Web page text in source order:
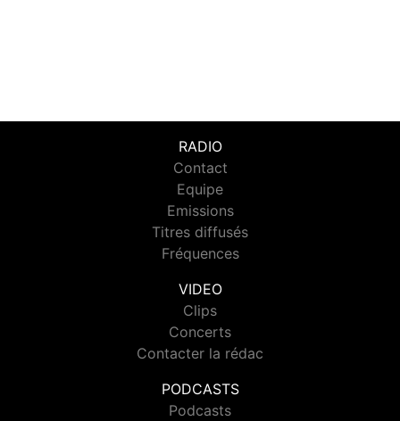
RADIO
Contact
Equipe
Emissions
Titres diffusés
Fréquences
VIDEO
Clips
Concerts
Contacter la rédac
PODCASTS
Podcasts